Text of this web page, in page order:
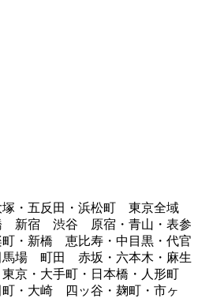
塚・五反田・浜松町 東京全域
新宿 渋谷 原宿・青山・表参
・新橋 恵比寿・中目黒・代官
場 町田 赤坂・六本木・麻生
京・大手町・日本橋・人形町
町・大崎 四ッ谷・麹町・市ヶ